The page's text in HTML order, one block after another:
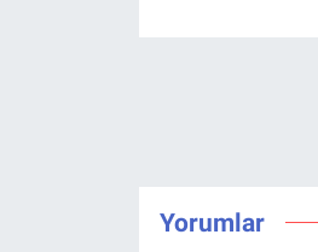
Yorumlar